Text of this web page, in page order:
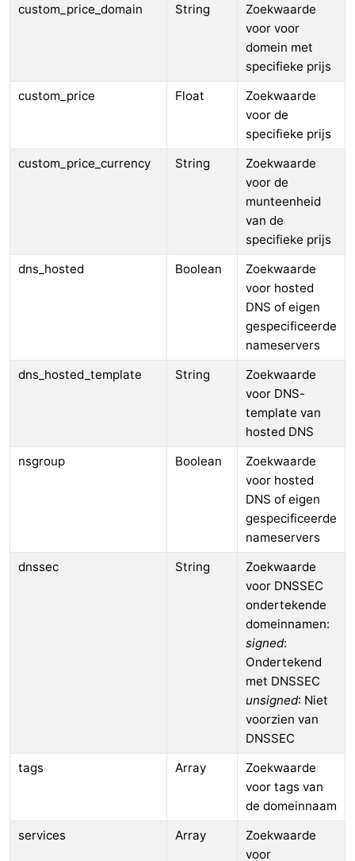
custom_price_domain
String
Zoekwaarde
voor voor
domein met
specifieke prijs
custom_price
Float
Zoekwaarde
voor de
specifieke prijs
custom_price_currency
String
Zoekwaarde
voor de
munteenheid
van de
specifieke prijs
dns_hosted
Boolean
Zoekwaarde
voor hosted
DNS of eigen
gespecificeerde
nameservers
dns_hosted_template
String
Zoekwaarde
voor DNS-
template van
hosted DNS
nsgroup
Boolean
Zoekwaarde
voor hosted
DNS of eigen
gespecificeerde
nameservers
dnssec
String
Zoekwaarde
voor DNSSEC
ondertekende
domeinnamen:
signed:
Ondertekend
met DNSSEC
unsigned: Niet
voorzien van
DNSSEC
tags
Array
Zoekwaarde
voor tags van
de domeinnaam
services
Array
Zoekwaarde
voor